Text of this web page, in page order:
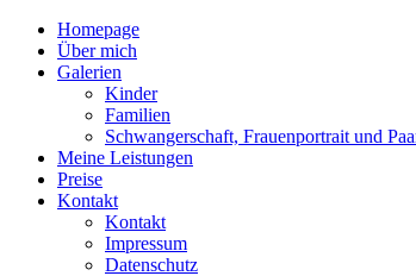
Homepage
Über mich
Galerien
Kinder
Familien
Schwangerschaft, Frauenportrait und
Meine Leistungen
Preise
Kontakt
Kontakt
Impressum
Datenschutz